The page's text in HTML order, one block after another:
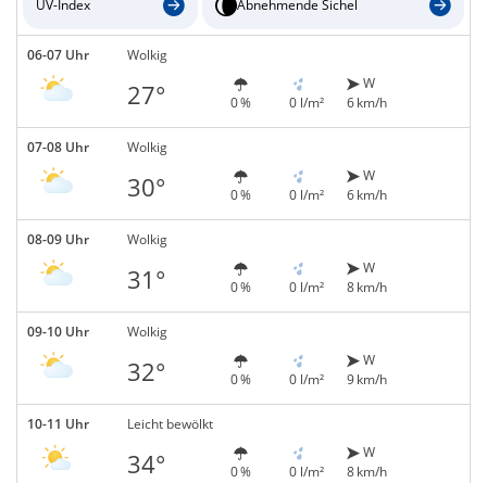
UV-Index Abnehmende Sichel
06-07 Uhr Wolkig
27° 0 % 0 l/m²
W
6 km/h
07-08 Uhr Wolkig
30° 0 % 0 l/m²
W
6 km/h
08-09 Uhr Wolkig
31° 0 % 0 l/m²
W
8 km/h
09-10 Uhr Wolkig
32° 0 % 0 l/m²
W
9 km/h
10-11 Uhr Leicht bewölkt
34° 0 % 0 l/m²
W
8 km/h